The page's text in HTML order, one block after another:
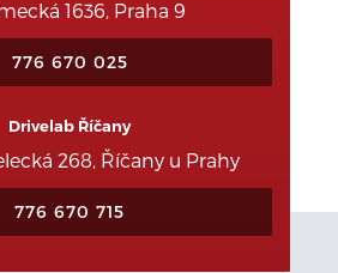
1636, Praha 9
776 670 025
Drivelab Říčany
268, Říčany u Prahy
776 670 715